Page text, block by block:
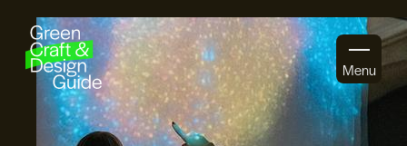
Gå til indhold
Menu